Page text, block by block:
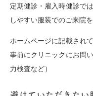
定期健診・雇入時健診で
しやすい服装でのご来院
ホームページに記載され
事前にクリニックにお問
力検査など）